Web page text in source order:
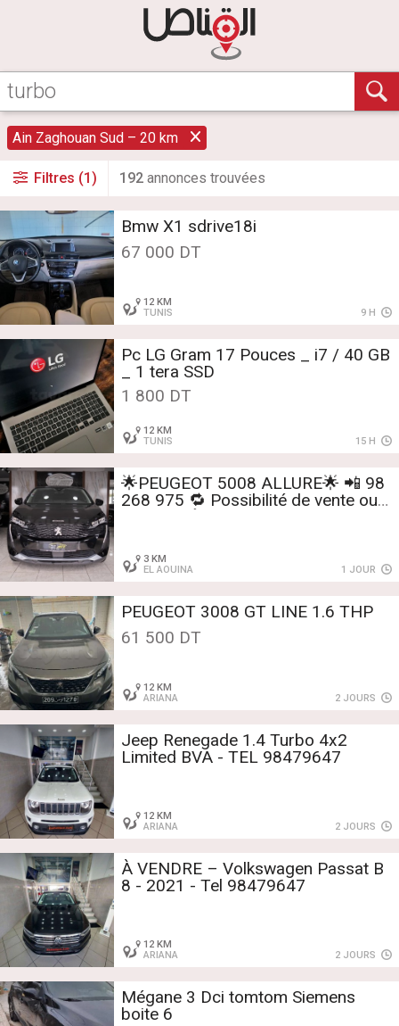
Ain Zaghouan Sud – 20 km
Filtres (1) 192 annonces trouvées
Bmw X1 sdrive18i
67 000 DT
12 KM
TUNIS
9 H
Pc LG Gram 17 Pouces _ i7 / 40 GB
_ 1 tera SSD
1 800 DT
12 KM
TUNIS
15 H
🌟PEUGEOT 5008 ALLURE🌟 📲 98
268 975 🔁 Possibilité de vente ou
3 KM
EL AOUINA
1 JOUR
PEUGEOT 3008 GT LINE 1.6 THP
61 500 DT
12 KM
ARIANA
2 JOURS
Jeep Renegade 1.4 Turbo 4x2
Limited BVA - TEL 98479647
12 KM
ARIANA
2 JOURS
À VENDRE – Volkswagen Passat B
8 - 2021 - Tel 98479647
12 KM
ARIANA
2 JOURS
Mégane 3 Dci tomtom Siemens
boite 6